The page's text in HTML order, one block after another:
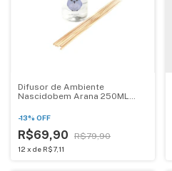
Difusor de Ambiente
Nascidobem Arana 250ML
-13% OFF
R$69,90 R$79,90
12 x de R$7,11